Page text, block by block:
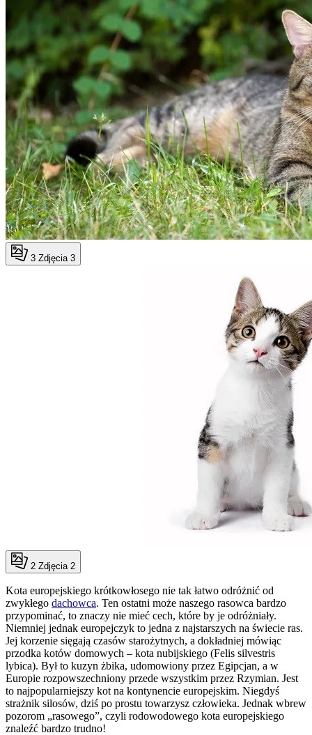
3 Zdjęcia 3
2 Zdjęcia 2
Kota europejskiego krótkowłosego nie tak łatwo odróżnić od
zwykłego dachowca. Ten ostatni może naszego rasowca bardzo
przypominać, to znaczy nie mieć cech, które by je odróżniały.
Niemniej jednak europejczyk to jedna z najstarszych na świecie ras.
Jej korzenie sięgają czasów starożytnych, a dokładniej mówiąc
przodka kotów domowych – kota nubijskiego (Felis silvestris
lybica). Był to kuzyn żbika, udomowiony przez Egipcjan, a w
Europie rozpowszechniony przede wszystkim przez Rzymian. Jest
to najpopularniejszy kot na kontynencie europejskim. Niegdyś
strażnik silosów, dziś po prostu towarzysz człowieka. Jednak wbrew
pozorom „rasowego”, czyli rodowodowego kota europejskiego
znaleźć bardzo trudno!